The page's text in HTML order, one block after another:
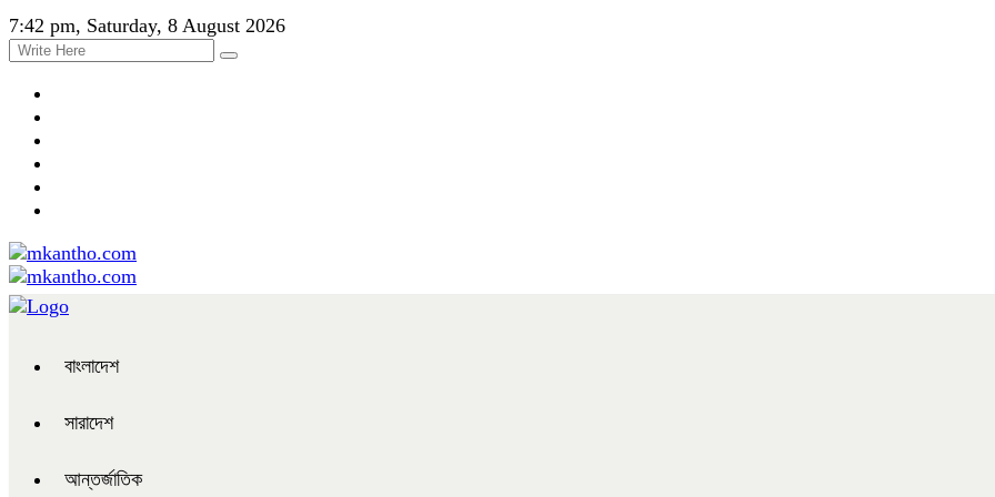
7:42 pm, Saturday, 8 August 2026
বাংলাদেশ
সারাদেশ
আন্তর্জাতিক